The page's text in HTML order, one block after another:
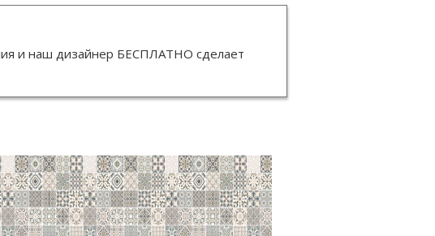
и наш дизайнер БЕСПЛАТНО сделает